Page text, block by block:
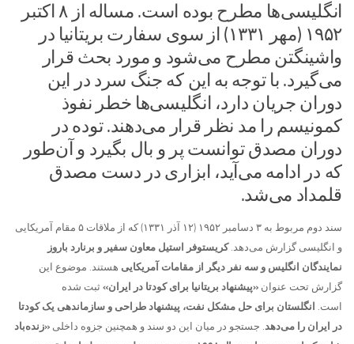
انگلیسی‌ها مطرح بوده است. مساله از ۸ اکتبر
۱۹۵۲ (مهر ۱۳۳۱) از سوی سفارت بریتانیا در
واشینگتن مطرح می‌شود و مورد بحث قرار
می‌گیرد. با توجه به این که جنگ سرد در این
دوران جریان دارد، انگلیسی‌ها خطر نفوذ
کمونیسم را مد نظر قرار می‌دهند. توده در
دوران مصدق توانست پر و بال بگیرد و آن‌طور
که در ادامه می‌آید، ابزاری در دست مصدق
قلمداد می‌شد.
سند دوم مربوط به ۳ دسامبر ۱۹۵۲ (۱۲ آذر ۱۳۳۱) که از ملاقات ۵ مقام آمریکایی
و انگلیسی گزارش می‌دهد.کریستوفر استیل معاون سفیر و برنارد باروز
نمایندگان انگلیس و سه نفر دیگر از مقامات آمریکایی هستند. موضوع این
گزارش تحت عنوان «پیشنهاد بریتانیا برای کودتا در ایران» ثبت شده
است. انگلستان برای حل مشکل نفت، پیشنهاد طراحی و سازماندهی یک کودتا
در ایران را می‌دهد. جستجو در میان این دو سند و همچنین جزوه داخلی «زنده‌باد